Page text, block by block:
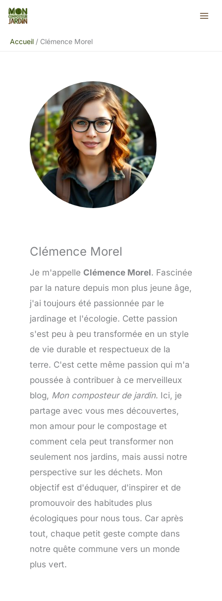
Aller
Accueil
Clémence Morel
Clémence Morel
Je m'appelle Clémence Morel. Fascinée
par la nature depuis mon plus jeune âge,
j'ai toujours été passionnée par le
jardinage et l'écologie. Cette passion
s'est peu à peu transformée en un style
de vie durable et respectueux de la
terre. C'est cette même passion qui m'a
poussée à contribuer à ce merveilleux
blog, Mon composteur de jardin. Ici, je
partage avec vous mes découvertes,
mon amour pour le compostage et
comment cela peut transformer non
seulement nos jardins, mais aussi notre
perspective sur les déchets. Mon
objectif est d'éduquer, d'inspirer et de
promouvoir des habitudes plus
écologiques pour nous tous. Car après
tout, chaque petit geste compte dans
notre quête commune vers un monde
plus vert.